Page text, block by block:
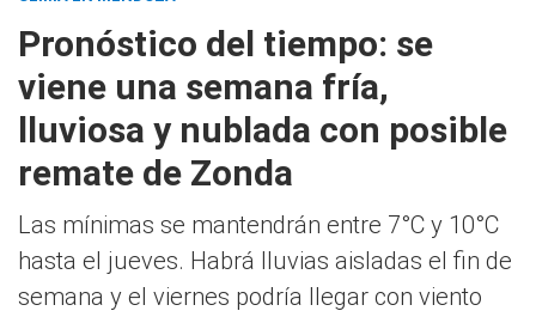
Pronóstico del tiempo: se
viene una semana fría,
lluviosa y nublada con posible
remate de Zonda
Las mínimas se mantendrán entre 7°C y 10°C
hasta el jueves. Habrá lluvias aisladas el fin de
semana y el viernes podría llegar con viento